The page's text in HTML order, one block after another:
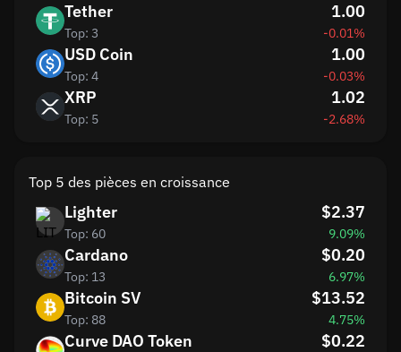
Tether
Top: 3
1.00
-0.01%
USD Coin
Top: 4
1.00
-0.03%
XRP
Top: 5
1.02
-2.68%
Top 5 des pièces en croissance
Lighter
Top: 60
$2.37
9.09%
Cardano
Top: 13
$0.20
6.97%
Bitcoin SV
Top: 88
$13.52
4.75%
Curve DAO Token $0.22